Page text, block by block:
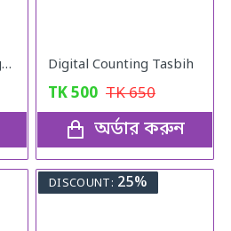
4 Pcs Washable Refrigerator Mats Digital Counting Tasbih
TK500 TK650
অর্ডার করুন
DISCOUNT: 25%